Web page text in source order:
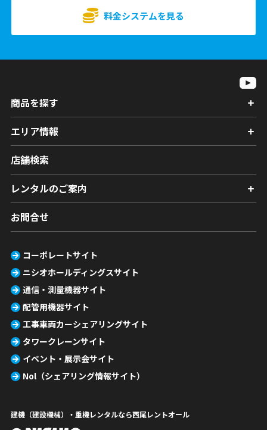
料金システムを見る
商品を探す
エリア情報
店舗検索
レンタルのご案内
お問合せ
コーポレートサイト
ニシオホールディングスサイト
通信・測量機器サイト
配管用機器サイト
工事車両カーシェアリングサイト
タワークレーンサイト
イベント・展示会サイト
Nol（シェアリング情報サイト）
建機（建設機械）・重機レンタルなら西尾レントオール